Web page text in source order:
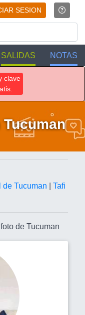
SESION
SALIDAS NOTAS
clave
de Tucuman
Tafi
de Tucuman